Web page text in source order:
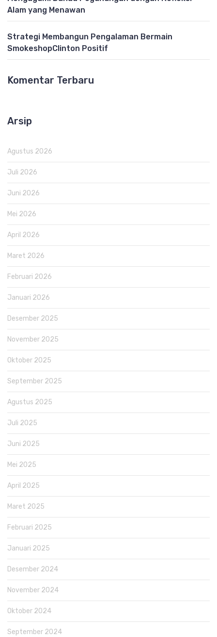
Alam yang Menawan
Strategi Membangun Pengalaman Bermain
SmokeshopClinton Positif
Komentar Terbaru
Arsip
Agustus 2026
Juli 2026
Juni 2026
Mei 2026
April 2026
Maret 2026
Februari 2026
Januari 2026
Desember 2025
November 2025
Oktober 2025
September 2025
Agustus 2025
Juli 2025
Juni 2025
Mei 2025
April 2025
Maret 2025
Februari 2025
Januari 2025
Desember 2024
November 2024
Oktober 2024
September 2024